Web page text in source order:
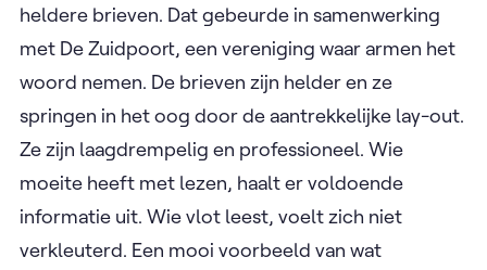
heldere brieven. Dat gebeurde in samenwerking
met De Zuidpoort, een vereniging waar armen het
woord nemen. De brieven zijn helder en ze
springen in het oog door de aantrekkelijke lay-out.
Ze zijn laagdrempelig en professioneel. Wie
moeite heeft met lezen, haalt er voldoende
informatie uit. Wie vlot leest, voelt zich niet
verkleuterd. Een mooi voorbeeld van wat